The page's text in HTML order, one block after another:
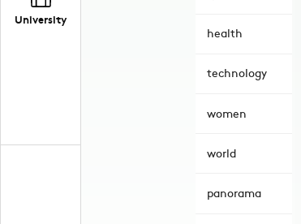
University
health
technology
women
world
panorama